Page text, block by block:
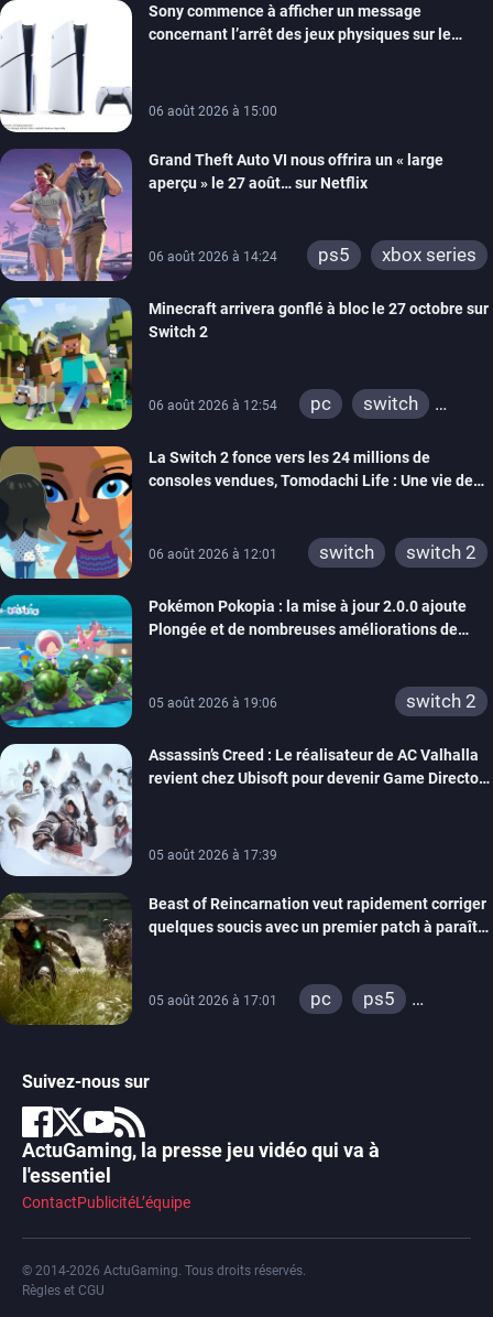
switch
ios
android
ps4
Sony commence à afficher un message
concernant l’arrêt des jeux physiques sur le
06 août 2026 à 15:00
Grand Theft Auto VI nous offrira un « large
aperçu » le 27 août… sur Netflix
06 août 2026 à 14:24 ps5 xbox series
Minecraft arrivera gonflé à bloc le 27 octobre sur
Switch 2
06 août 2026 à 12:54 pc
switch
xbox one
wiiu
3ds
ps3
switch 2
La Switch 2 fonce vers les 24 millions de
consoles vendues, Tomodachi Life : Une vie de
06 août 2026 à 12:01 switch switch 2
Pokémon Pokopia : la mise à jour 2.0.0 ajoute
Plongée et de nombreuses améliorations de
05 août 2026 à 19:06 switch 2
Assassin’s Creed : Le réalisateur de AC Valhalla
revient chez Ubisoft pour devenir Game Director
05 août 2026 à 17:39
Beast of Reincarnation veut rapidement corriger
quelques soucis avec un premier patch à paraître
05 août 2026 à 17:01 pc
ps5
Suivez-nous sur
ActuGaming, la presse jeu vidéo qui va à
l'essentiel
ContactPublicitéL’équipe
© 2014-2026 ActuGaming. Tous droits réservés.
Règles et CGU